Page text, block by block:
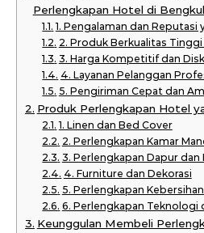
Perlengkapan Hotel di
1. Pengalaman dan Reputasi
2. Produk Berkualitas
3. Harga Kompetitif dan
4. Layanan Pelanggan
5. Pengiriman Cepat dan
Produk Perlengkapan Hotel
1. Linen dan Bed Cover
2. Perlengkapan Kamar
3. Perlengkapan Dapur dan
4. Furniture dan Dekorasi
5. Perlengkapan
6. Perlengkapan Teknologi
Keunggulan Membeli